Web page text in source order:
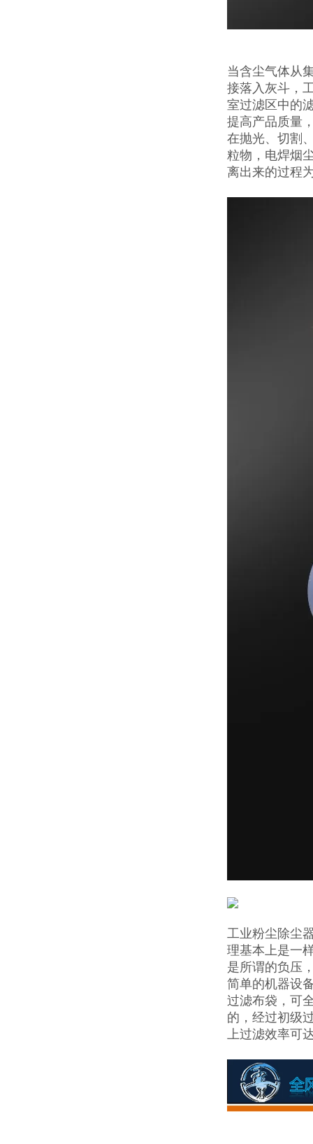
当含尘气体从
接落入灰斗，
室过滤区中的
提高产品质量
在抛光、切割
粒物，电焊烟
离出来的过程
工业粉尘除尘
理基本上是一
是所谓的负压
简单的机器设
过滤布袋，可
的，经过初级
上过滤效率可